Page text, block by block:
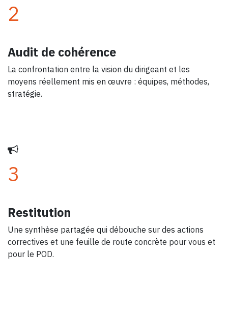
2
Audit de cohérence
La confrontation entre la vision du dirigeant et les
moyens réellement mis en œuvre : équipes, méthodes,
stratégie.
3
Restitution
Une synthèse partagée qui débouche sur des actions
correctives et une feuille de route concrète pour vous et
pour le POD.